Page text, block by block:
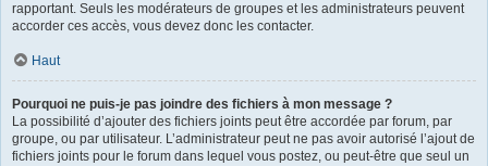
rapportant. Seuls les modérateurs de groupes et les administrateurs peuvent
accorder ces accès, vous devez donc les contacter.
Haut
Pourquoi ne puis-je pas joindre des fichiers à mon message ?
La possibilité d’ajouter des fichiers joints peut être accordée par forum, par
groupe, ou par utilisateur. L’administrateur peut ne pas avoir autorisé l’ajout de
fichiers joints pour le forum dans lequel vous postez, ou peut-être que seul un